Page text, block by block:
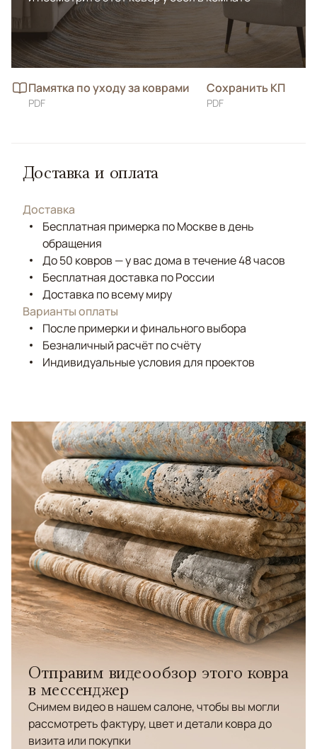
Памятка по уходу за коврами
PDF
Сохранить КП
PDF
Доставка и оплата
Доставка
Бесплатная примерка по Москве в день
обращения
До 50 ковров — у вас дома в течение 48 часов
Бесплатная доставка по России
Доставка по всему миру
Варианты оплаты
После примерки и финального выбора
Безналичный расчёт по счёту
Индивидуальные условия для проектов
Отправим видеообзор этого ковра
в мессенджер
Снимем видео в нашем салоне, чтобы вы могли
рассмотреть фактуру, цвет и детали ковра до
визита или покупки